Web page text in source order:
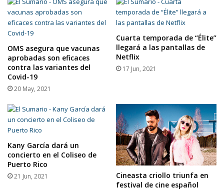
OMS asegura que vacunas
aprobadas son eficaces
contra las variantes del
Covid-19
20 May, 2021
Cuarta temporada de “Élite”
llegará a las pantallas de
Netflix
17 Jun, 2021
Kany García dará un
concierto en el Coliseo de
Puerto Rico
21 Jun, 2021
Cineasta criollo triunfa en
festival de cine español